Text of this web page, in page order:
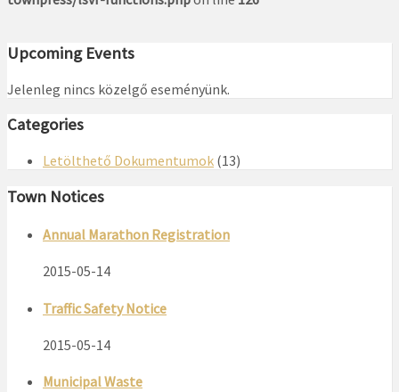
Upcoming Events
Jelenleg nincs közelgő eseményünk.
Categories
Letölthető Dokumentumok (13)
Town Notices
Annual Marathon Registration
2015-05-14
Traffic Safety Notice
2015-05-14
Municipal Waste